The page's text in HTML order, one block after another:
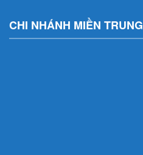
CHI NHÁNH MIỀN TRUNG